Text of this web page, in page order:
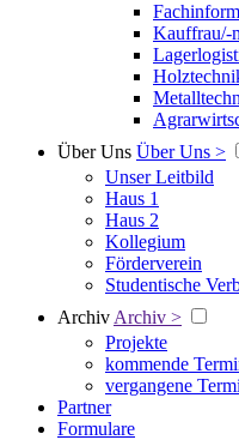
Kauffrau/-
Über Uns Über Uns >
Unser Leitbild
Haus 1
Haus 2
Kollegium
Förderverein
Studentische
Archiv Archiv >
Projekte
kommende
vergangene
Partner
Formulare